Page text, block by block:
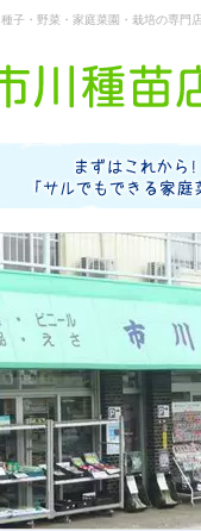
種子・野菜・家庭菜園・栽培の専門